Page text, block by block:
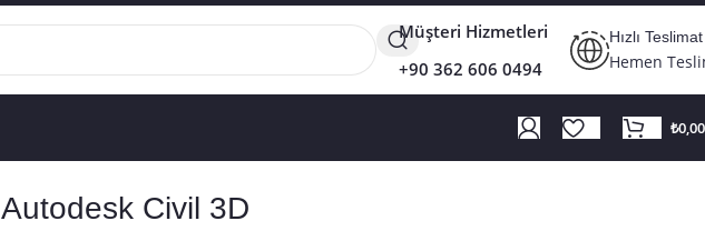
Müşteri Hizmetleri
+90 362 606 0494
Hızlı Teslimat
Hemen
₺0,00
Autodesk Civil 3D